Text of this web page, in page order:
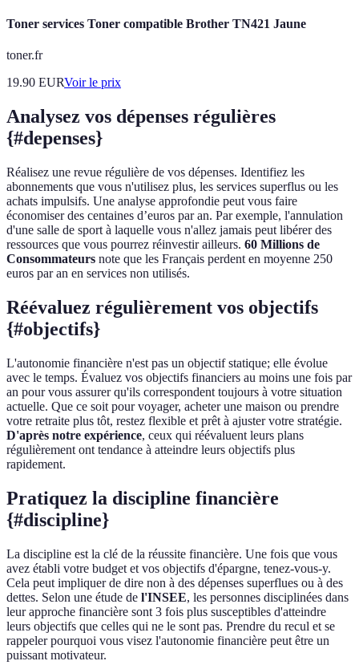
Toner services Toner compatible Brother TN421 Jaune
toner.fr
19.90 EURVoir le prix
Analysez vos dépenses régulières
{#depenses}
Réalisez une revue régulière de vos dépenses. Identifiez les
abonnements que vous n'utilisez plus, les services superflus ou les
achats impulsifs. Une analyse approfondie peut vous faire
économiser des centaines d’euros par an. Par exemple, l'annulation
d'une salle de sport à laquelle vous n'allez jamais peut libérer des
ressources que vous pourrez réinvestir ailleurs. 60 Millions de
Consommateurs note que les Français perdent en moyenne 250
euros par an en services non utilisés.
Réévaluez régulièrement vos objectifs
{#objectifs}
L'autonomie financière n'est pas un objectif statique; elle évolue
avec le temps. Évaluez vos objectifs financiers au moins une fois par
an pour vous assurer qu'ils correspondent toujours à votre situation
actuelle. Que ce soit pour voyager, acheter une maison ou prendre
votre retraite plus tôt, restez flexible et prêt à ajuster votre stratégie.
D'après notre expérience, ceux qui réévaluent leurs plans
régulièrement ont tendance à atteindre leurs objectifs plus
rapidement.
Pratiquez la discipline financière
{#discipline}
La discipline est la clé de la réussite financière. Une fois que vous
avez établi votre budget et vos objectifs d'épargne, tenez-vous-y.
Cela peut impliquer de dire non à des dépenses superflues ou à des
dettes. Selon une étude de l'INSEE, les personnes disciplinées dans
leur approche financière sont 3 fois plus susceptibles d'atteindre
leurs objectifs que celles qui ne le sont pas. Prendre du recul et se
rappeler pourquoi vous visez l'autonomie financière peut être un
puissant motivateur.